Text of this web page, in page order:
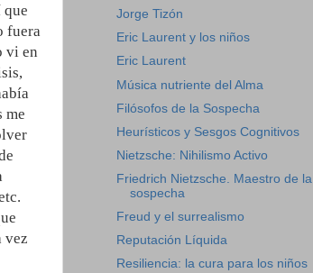
que
fuera
vi en
me
vez
Jorge Tizón
Eric Laurent y los niños
Eric Laurent
Música nutriente del Alma
Filósofos de la Sospecha
Heurísticos y Sesgos Cognitivos
Nietzsche: Nihilismo Activo
Friedrich Nietzsche. Maestro de la
sospecha
Freud y el surrealismo
Reputación Líquida
Resiliencia: la cura para los niños